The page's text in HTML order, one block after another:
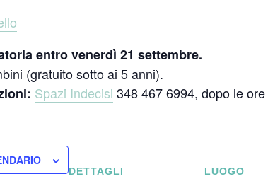
entro venerdì 21 settembre.
(gratuito sotto ai 5 anni).
Spazi Indecisi 348 467 6994, dopo le
DETTAGLI LUOGO